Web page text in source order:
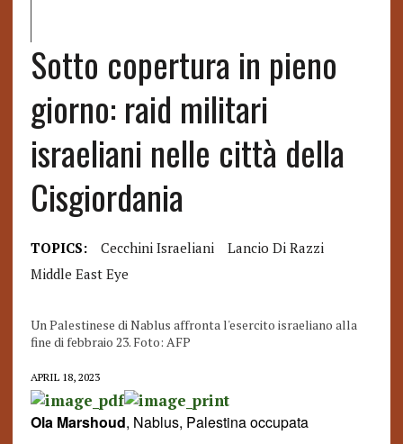
Sotto copertura in pieno
giorno: raid militari
israeliani nelle città della
Cisgiordania
TOPICS: Cecchini Israeliani
Lancio Di Razzi
Middle East Eye
Un Palestinese di Nablus affronta l'esercito israeliano alla
fine di febbraio 23. Foto: AFP
APRIL 18, 2023
Ola Marshoud, Nablus, Palestina occupata